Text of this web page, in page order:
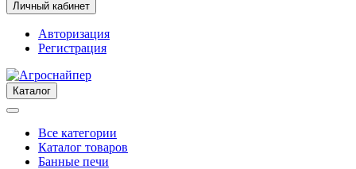
Личный кабинет
Авторизация
Регистрация
Каталог
Все категории
Каталог товаров
Банные печи